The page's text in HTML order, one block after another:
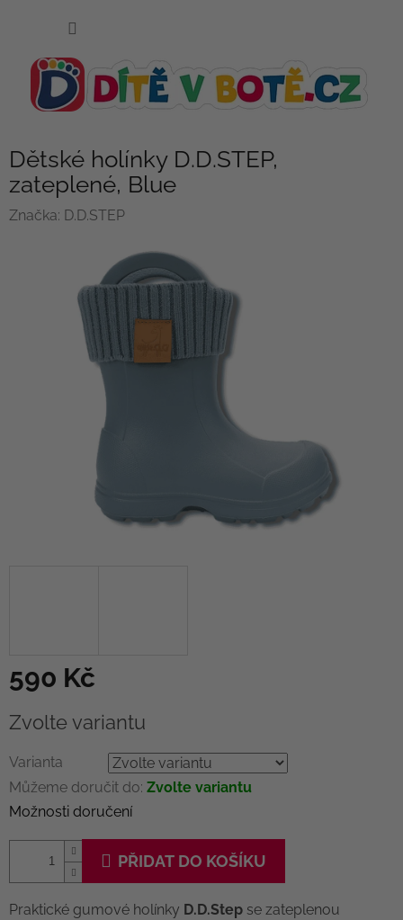
Dětské holínky D.D.STEP,
zateplené, Blue
Značka: D.D.STEP
590 Kč
cena:
Zvolte variantu
Varianta
Můžeme doručit do: Zvolte variantu
Možnosti doručení
PŘIDAT DO KOŠÍKU
Praktické gumové holínky D.D.Step se zateplenou